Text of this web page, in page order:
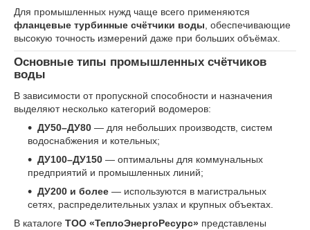
Для промышленных нужд чаще всего применяются
фланцевые турбинные счётчики воды, обеспечивающие
высокую точность измерений даже при больших объёмах.
Основные типы промышленных счётчиков
воды
В зависимости от пропускной способности и назначения
выделяют несколько категорий водомеров:
ДУ50–ДУ80 — для небольших производств, систем
водоснабжения и котельных;
ДУ100–ДУ150 — оптимальны для коммунальных
предприятий и промышленных линий;
ДУ200 и более — используются в магистральных
сетях, распределительных узлах и крупных объектах.
В каталоге ТОО «ТеплоЭнергоРесурс» представлены